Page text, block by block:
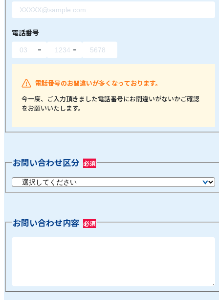
電話番号
電話番号のお間違いが多くなっております。
今一度、ご入力頂きました電話番号にお間違いがないかご確認
をお願いいたします。
お問い合わせ区分
お問い合わせ内容